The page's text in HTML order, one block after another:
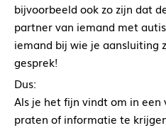
bijvoorbeeld ook zo zijn dat
partner van iemand met
iemand bij wie je aansluiting
gesprek!
Dus:
Als je het fijn vindt om in
praten of informatie te